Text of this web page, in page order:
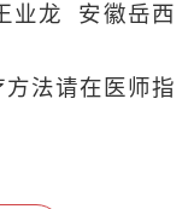
业龙 安徽岳西
方法请在医师指